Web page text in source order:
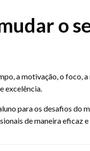
o
a motivação, o foco,
excelência.
para os desafios do
de maneira eficaz